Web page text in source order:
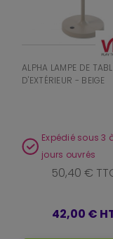
ALPHA LAMPE DE
D'EXTÉRIEUR - BEIGE
Expédié sous 3
jours ouvrés
50,40 €
42,00 €